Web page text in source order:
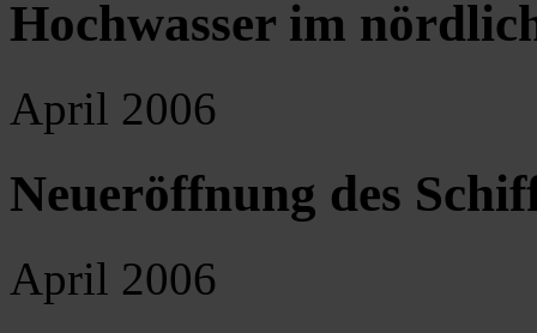
Hochwasser im
April 2006
Neueröffnung des
April 2006